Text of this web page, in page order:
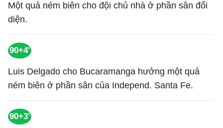
Một quả ném biên cho đội chủ nhà ở phần sân đối
diện.
90+4'
Luis Delgado cho Bucaramanga hưởng một quả
ném biên ở phần sân của Independ. Santa Fe.
90+3'